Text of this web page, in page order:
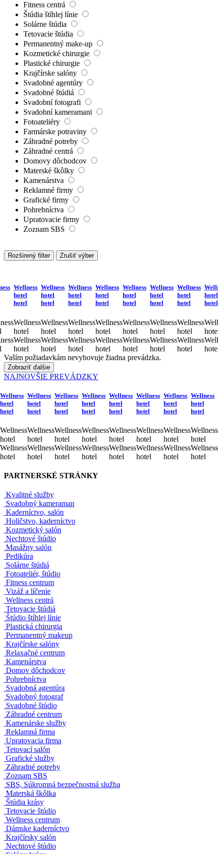
Pedikúry
Masážne salóny
Fitness centrá
Štúdia štíhlej línie
Solárne štúdia
Tetovacie štúdia
Permanentný make-up
Kozmetické chirurgie
Plastické chirurgie
Krajčírske salóny
Svadobné agentúry
Svadobné štúdiá
Svadobní fotografi
Svadobní kameramani
Fotoateliéry
Farmárske potraviny
Záhradné potreby
Záhradné centrá
Domovy dôchodcov
Materské škôlky
Kamenárstva
Reklamné firmy
Grafické firmy
Pohrebníctva
Zoznam SBS
Wellness
hotel
Wellness
hotel
Wellness
hotel
Wellness
hotel
Wellness
hotel
Wellness
hotel
Wellness
hotel
Wellness
hotel
Wellness
Wellness
hotel
Wellness
hotel
Wellness
Wellness
hotel
Wellness
hotel
Wellness
Wellness
hotel
Wellness
hotel
Wellness
Wellness
hotel
Wellness
hotel
hotel
Vaším požiadavkám nevyhovuje žiadna prevádzka.
NAJNOVŠIE PREVÁDZKY
Wellness
hotel
Wellness
hotel
hotel
Wellness
hotel
Wellness
hotel
hotel
Wellness
hotel
Wellness
hotel
hotel
Wellness
hotel
Wellness
hotel
hotel
Wellness
hotel
Wellness
hotel
Wellness
hotel
Wellness
hotel
Wellness
hotel
Wellness
hotel
Wellness
hotel
Wellness
hotel
PARTNERSKÉ STRÁNKY
Kvalitné služby
Svadobný kameraman
Kaderníctvo, salón
Holičstvo, kaderníctvo
Kozmetický salón
Nechtové štúdio
Masážny salón
Pedikúra
Solárne štúdiá
Fotoateliér, štúdio
Fitness centrum
Vizáž a líčenie
Wellness centrá
Tetovacie štúdiá
Štúdio štíhlej línie
Plastická chirurgia
Permanentný makeup
Krajčírske salóny
Relaxačné centrum
Kamenárstva
Domov dôchodcov
Pohrebníctva
Svadobná agentúra
Svadobný fotograf
Svadobné štúdio
Záhradné centrum
Kamenárske služby
Reklamná firma
Upratovacia firma
Tetovací salón
Grafické služby
Záhradné potreby
Zoznam SBS
SBS, Súkromná bezpečnostná služba
Materská škôlka
Štúdia krásy
Tetovacie štúdio
Wellness centrum